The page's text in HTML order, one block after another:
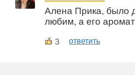
Алена Прика, было
любим, а его
3 ответить